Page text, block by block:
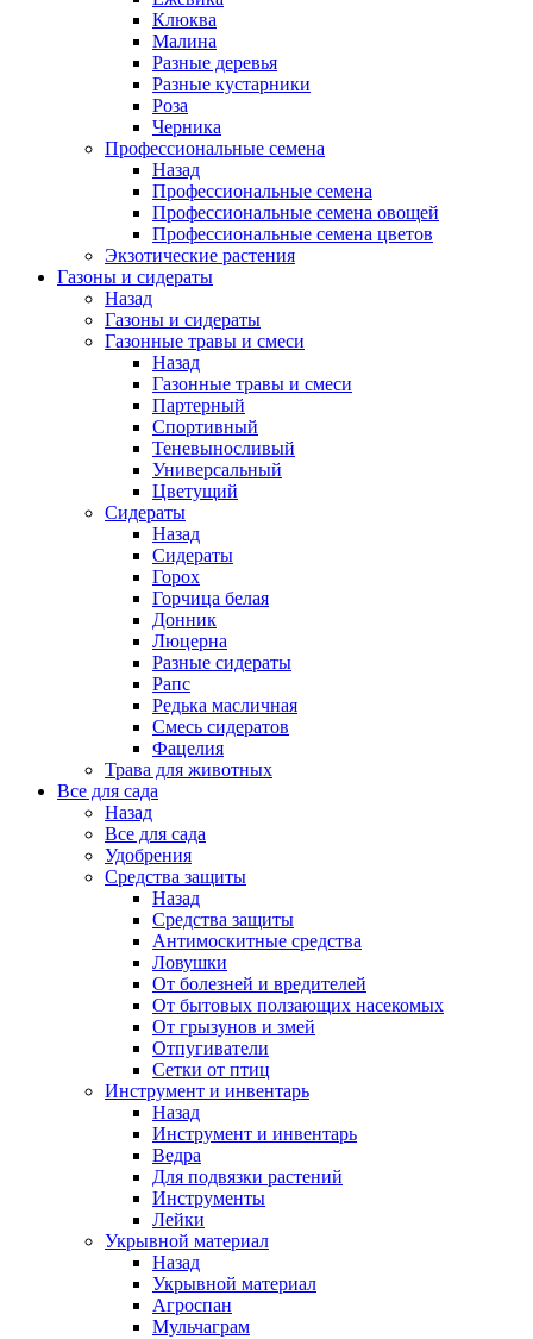
Клюква
Малина
Разные деревья
Разные кустарники
Роза
Черника
Профессиональные семена
Назад
Профессиональные семена
Профессиональные семена овощей
Профессиональные семена цветов
Экзотические растения
Газоны и сидераты
Назад
Газоны и сидераты
Газонные травы и смеси
Назад
Газонные травы и смеси
Партерный
Спортивный
Теневыносливый
Универсальный
Цветущий
Сидераты
Назад
Сидераты
Горох
Горчица белая
Донник
Люцерна
Разные сидераты
Рапс
Редька масличная
Смесь сидератов
Фацелия
Трава для животных
Все для сада
Назад
Все для сада
Удобрения
Средства защиты
Назад
Средства защиты
Антимоскитные средства
Ловушки
От болезней и вредителей
От бытовых ползающих насекомых
От грызунов и змей
Отпугиватели
Сетки от птиц
Инструмент и инвентарь
Назад
Инструмент и инвентарь
Ведра
Для подвязки растений
Инструменты
Лейки
Укрывной материал
Назад
Укрывной материал
Агроспан
Мульчаграм